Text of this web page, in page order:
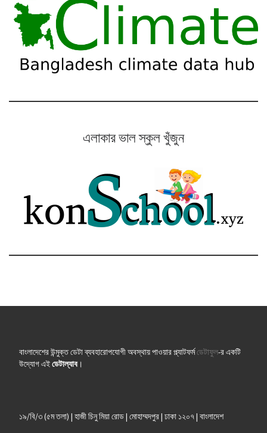
এলাকার ভাল স্কুল খুঁজুন
বাংলাদেশের উন্মুক্ত ডেটা ব্যবহারোপযোগী অবস্থায় পাওয়ার প্ল্যাটফর্মডেটাফুল-র একটি
উদ্যোগ এইডেটাল্যাব।
১৯/বি/৩ (৫ম তলা) | হাজী চিনু মিয়া রোড | মোহাম্মদপুর | ঢাকা ১২০৭ | বাংলাদেশ